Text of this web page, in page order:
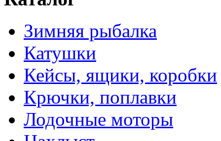
Зимняя рыбалка
Катушки
Кейсы, ящики, коробки
Крючки, поплавки
Лодочные моторы